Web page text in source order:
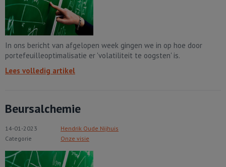
In ons bericht van afgelopen week gingen we in op hoe door
portefeuilleoptimalisatie er 'volatiliteit te oogsten' is.
Lees volledig artikel
Beursalchemie
14-01-2023
Hendrik Oude Nijhuis
Categorie
Onze visie